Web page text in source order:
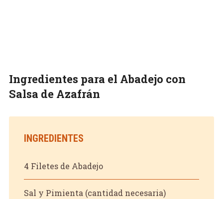
Ingredientes para el Abadejo con
Salsa de Azafrán
INGREDIENTES
4 Filetes de Abadejo
Sal y Pimienta (cantidad necesaria)